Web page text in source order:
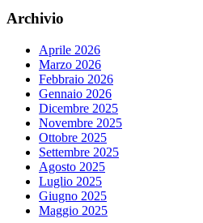
Archivio
Aprile 2026
Marzo 2026
Febbraio 2026
Gennaio 2026
Dicembre 2025
Novembre 2025
Ottobre 2025
Settembre 2025
Agosto 2025
Luglio 2025
Giugno 2025
Maggio 2025